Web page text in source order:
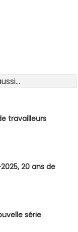
travailleurs
20 ans de
série